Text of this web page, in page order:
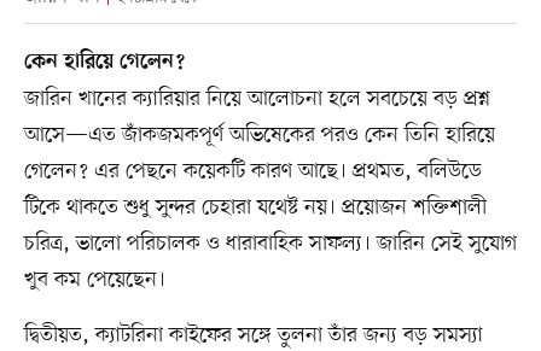
কেন হারিয়ে গেলেন?
জারিন খানের ক্যারিয়ার নিয়ে আলোচনা হলে সবচেয়ে বড় প্রশ্ন
আসে—এত জাঁকজমকপূর্ণ অভিষেকের পরও কেন তিনি হারিয়ে
গেলেন? এর পেছনে কয়েকটি কারণ আছে। প্রথমত, বলিউডে
টিকে থাকতে শুধু সুন্দর চেহারা যথেষ্ট নয়। প্রয়োজন শক্তিশালী
চরিত্র, ভালো পরিচালক ও ধারাবাহিক সাফল্য। জারিন সেই সুযোগ
খুব কম পেয়েছেন।
দ্বিতীয়ত, ক্যাটরিনা কাইফের সঙ্গে তুলনা তাঁর জন্য বড় সমস্যা